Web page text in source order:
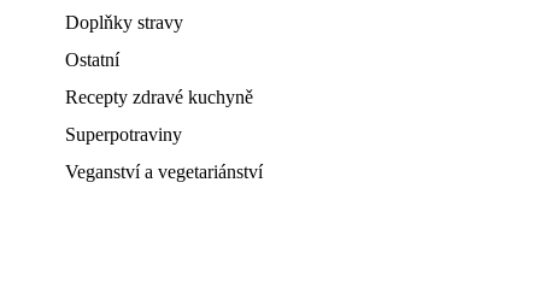
Doplňky stravy
Ostatní
Recepty zdravé kuchyně
Superpotraviny
Veganství a vegetariánství